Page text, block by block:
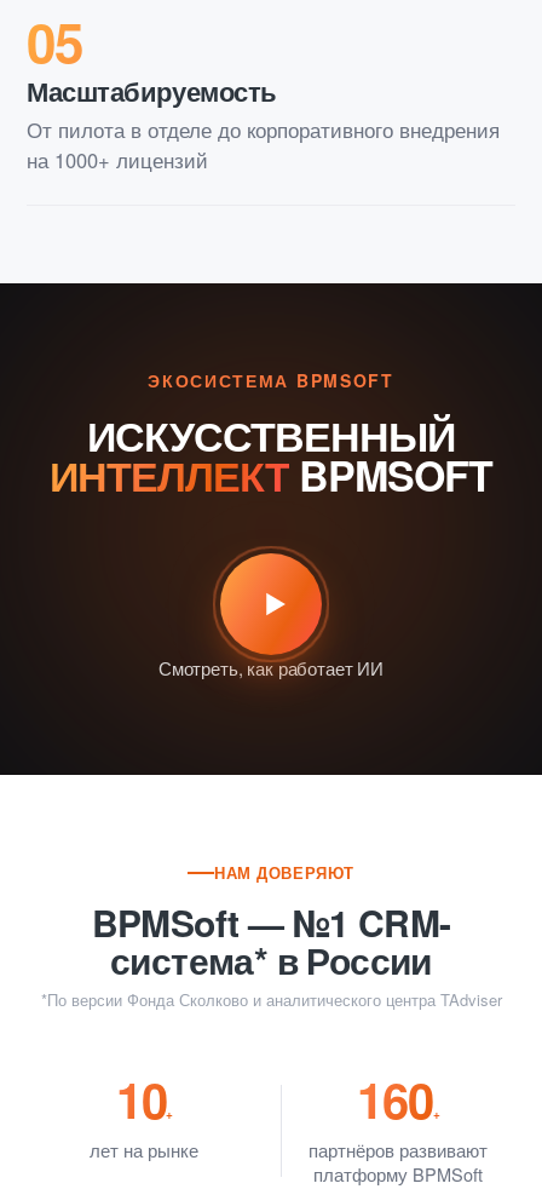
05
Масштабируемость
От пилота в отделе до корпоративного внедрения
на 1000+ лицензий
ЭКОСИСТЕМА BPMSOFT
ИСКУССТВЕННЫЙ
ИНТЕЛЛЕКТBPMSOFT
Смотреть, как работает ИИ
НАМ ДОВЕРЯЮТ
BPMSoft — №1 CRM-
система* в России
*По версии Фонда Сколково и аналитического центра TAdviser
10+
лет на рынке
160+
партнёров развивают
платформу BPMSoft